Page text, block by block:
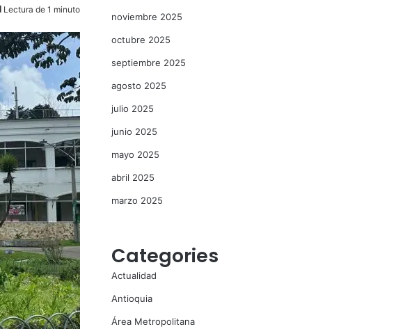
Lectura de 1 minuto
noviembre 2025
octubre 2025
septiembre 2025
agosto 2025
julio 2025
junio 2025
mayo 2025
abril 2025
marzo 2025
Categories
Actualidad
Antioquia
Área Metropolitana